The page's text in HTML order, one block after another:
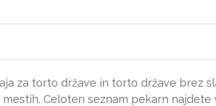
za torto države in torto države brez
Celoten seznam pekarn najdete